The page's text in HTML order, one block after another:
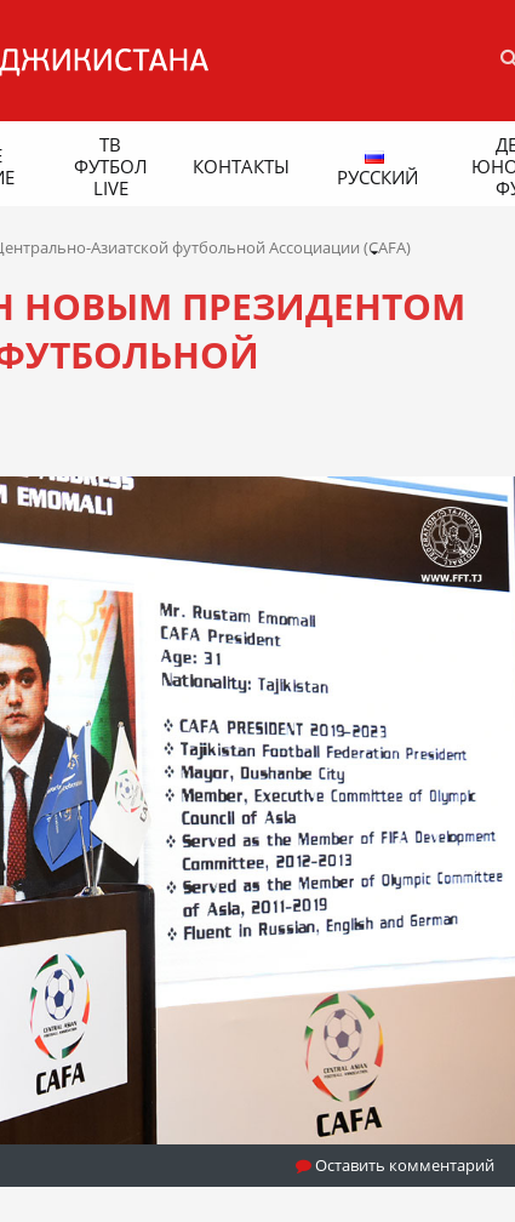
ТВ
ФУТБОЛ
LIVE
КОНТАКТЫ РУССКИЙ
Азиатской футбольной Ассоциации (CAFA)
НОВЫМ ПРЕЗИДЕНТОМ
Оставить комментарий